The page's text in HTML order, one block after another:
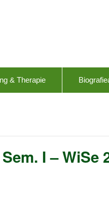
& Therapie
I – WiSe